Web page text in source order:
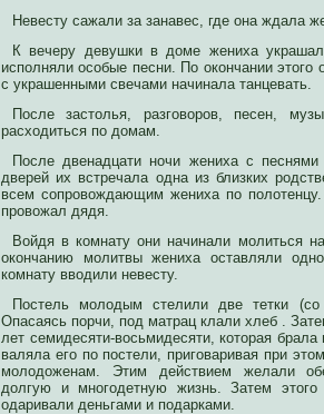
Невесту сажали за занавес, где она ждала
К вечеру девушки в доме жениха
исполняли особые песни. По окончании
с украшенными свечами начинала танцевать.
После застолья, разговоров, песен,
расходиться по домам.
После двенадцати ночи жениха с
дверей их встречала одна из близких
всем сопровождающим жениха по
провожал дядя.
Войдя в комнату они начинали молиться
окончанию молитвы жениха оставляли
комнату вводили невесту.
Постель молодым стелили две тетки
Опасаясь порчи, под матрац клали хлеб .
лет семидесяти-восьмидесяти, которая
валяла его по постели, приговаривая при
молодоженам. Этим действием желали
долгую и многодетную жизнь. Затем
одаривали деньгами и подарками.